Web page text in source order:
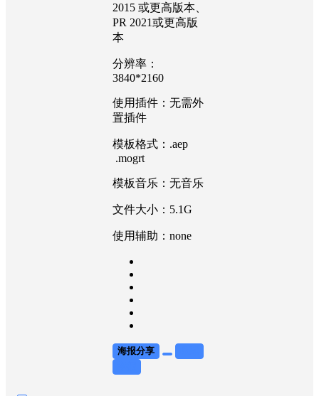
2015 或更高版本、
PR 2021或更高版
本
分辨率：
3840*2160
使用插件：无需外
置插件
模板格式：.aep
.mogrt
模板音乐：无音乐
文件大小：5.1G
使用辅助：none
海报分享